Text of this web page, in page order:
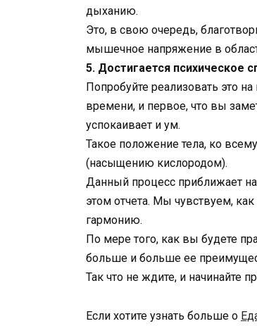
дыханию.
Это, в свою очередь,
мышечное напряжение в
5. Достигается психическое
Попробуйте реализовать это
времени, и первое, что вы
успокаивает и ум.
Такое положение тела, ко
(насыщению кислородом).
Данный процесс приближает
этом отчета. Мы чувствуем,
гармонию.
По мере того, как вы будете
больше и больше ее
Так что не ждите, и начинайте
Если хотите узнать больше о